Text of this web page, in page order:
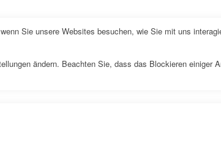
Sie unsere Websites besuchen, wie Sie mit uns
ändern. Beachten Sie, dass das Blockieren einiger